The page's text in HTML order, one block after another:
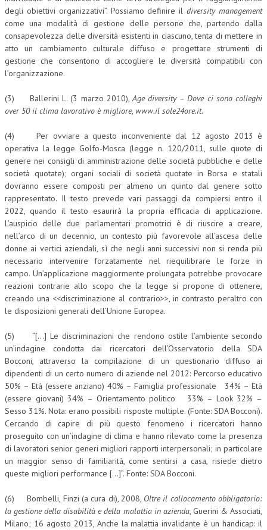
degli obiettivi organizzativi”. Possiamo definire ildiversity management
come una modalità di gestione delle persone che, partendo dalla
consapevolezza delle diversità esistenti in ciascuno, tenta di mettere in
atto un cambiamento culturale diffuso e progettare strumenti di
gestione che consentono di accogliere le diversità compatibili con
l’organizzazione.
(3) Ballerini L. (3 marzo 2010),Age diversity – Dove ci sono colleghi
over 50 il clima lavorativo è migliore, www.il sole24ore.it.
(4) Per ovviare a questo inconveniente dal 12 agosto 2013 è
operativa la legge Golfo-Mosca (legge n. 120/2011, sulle quote di
genere nei consigli di amministrazione delle società pubbliche e delle
società quotate); organi sociali di società quotate in Borsa e statali
dovranno essere composti per almeno un quinto dal genere sotto
rappresentato. Il testo prevede vari passaggi da compiersi entro il
2022, quando il testo esaurirà la propria efficacia di applicazione.
L’auspicio delle due parlamentari promotrici è di riuscire a creare,
nell’arco di un decennio, un contesto più favorevole all’ascesa delle
donne ai vertici aziendali, sì che negli anni successivi non si renda più
necessario intervenire forzatamente nel riequilibrare le forze in
campo. Un’applicazione maggiormente prolungata potrebbe provocare
reazioni contrarie allo scopo che la legge si propone di ottenere,
creando una <<discriminazione al contrario>>, in contrasto peraltro con
le disposizioni generali dell’Unione Europea.
(5) “[…] Le discriminazioni che rendono ostile l’ambiente secondo
un’indagine condotta dai ricercatori dell’Osservatorio della SDA
Bocconi, attraverso la compilazione di un questionario diffuso ai
dipendenti di un certo numero di aziende nel 2012: Percorso educativo
50% – Età (essere anziano) 40% – Famiglia professionale 34% – Età
(essere giovani) 34% – Orientamento politico 33% – Look 32% –
Sesso 31%. Nota: erano possibili risposte multiple. (Fonte: SDA Bocconi).
Cercando di capire di più questo fenomeno i ricercatori hanno
proseguito con un’indagine di clima e hanno rilevato come la presenza
di lavoratori senior generi migliori rapporti interpersonali; in particolare
un maggior senso di familiarità, come sentirsi a casa, risiede dietro
queste migliori performance […]”. Fonte: SDA Bocconi.
(6) Bombelli, Finzi (a cura di), 2008, Oltre il collocamento obbligatorio:
la gestione della disabilità e della malattia in azienda, Guerini & Associati,
Milano; 16 agosto 2013, Anche la malattia invalidante è un handicap: il